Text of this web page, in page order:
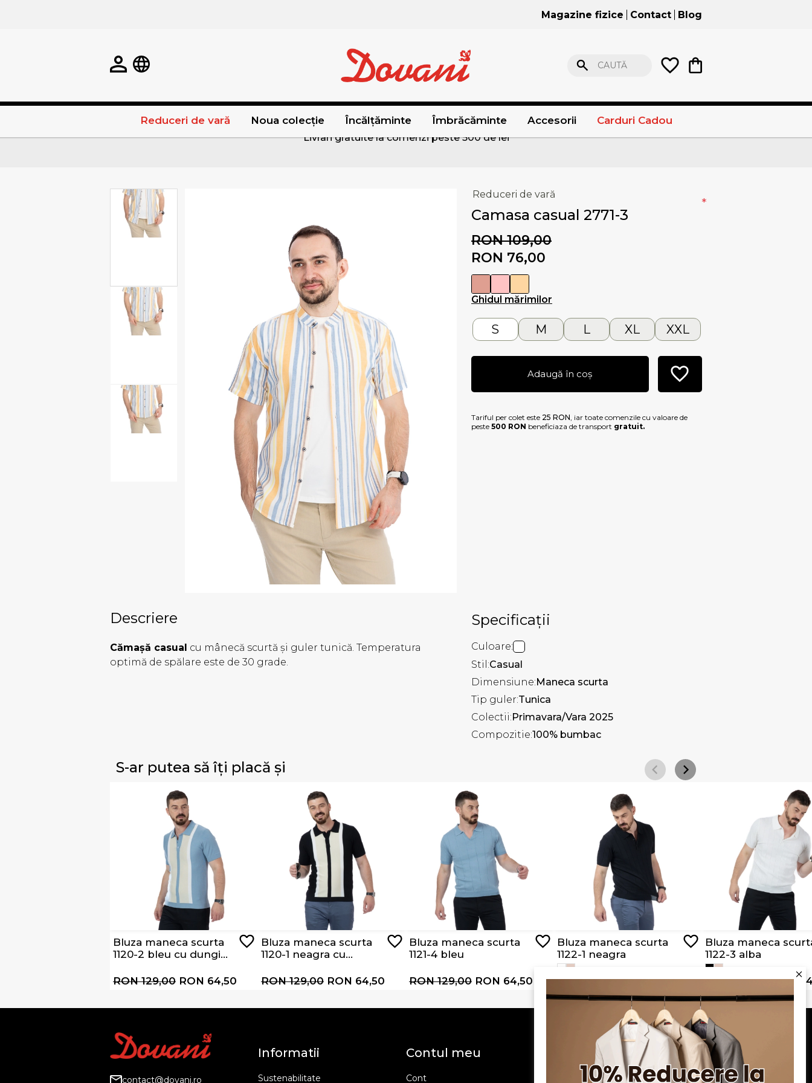
Magazine fizice Contact Blog
CAUTĂ
Reduceri de vară Noua colecție Încălțăminte Îmbrăcăminte Accesorii Carduri Cadou
Livrari gratuite la comenzi peste 500 de lei
Reduceri de vară
Camasa casual 2771-3
RON 109,00
RON 76,00
Ghidul mărimilor
*
S M L XL XXL
Adaugă în coș
Tariful per colet este 25 RON , iar toate comenzile cu valoare de
peste 500 RON beneficiaza de transport gratuit.
Descriere
Cămașă casual cu mânecă scurtă și guler tunică. Temperatura
optimă de spălare este de 30 grade.
Specificații
Culoare:
Stil:Casual
Dimensiune:Maneca scurta
Tip guler:Tunica
Colectii:Primavara/Vara 2025
Compozitie:100% bumbac
S-ar putea să îți placă și
Bluza maneca scurta
1120-2 bleu cu dungi
RON 129,00 RON 64,50
Bluza maneca scurta
1120-1 neagra cu
RON 129,00 RON 64,50
Bluza maneca scurta
1121-4 bleu
RON 129,00 RON 64,50
Bluza maneca scurta
1122-1 neagra
RON 129,00 RON 64,50
Bluza maneca
1122-3 alba
RON 129,00 RON
contact@dovani.ro
Informatii
Sustenabilitate
Contul meu
Cont
Serviciu clienți